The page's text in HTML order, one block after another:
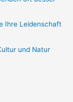
Ihre Leidenschaft
und Natur